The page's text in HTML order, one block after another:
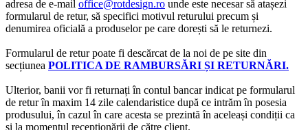
adresa de e-mail office@rotdesign.ro unde este necesar să atașezi
formularul de retur, să specifici motivul returului precum și
denumirea oficială a produselor pe care dorești să le returnezi.
Formularul de retur poate fi descărcat de la noi de pe site din
secțiunea POLITICA DE RAMBURSĂRI ȘI RETURNĂRI.
Ulterior, banii vor fi returnați în contul bancar indicat pe formularul
de retur în maxim 14 zile calendaristice după ce intrăm în posesia
produsului, în cazul în care acesta se prezintă în aceleași condiții ca
și la momentul recepționării de către client.